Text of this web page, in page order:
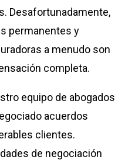
Desafortunadamente,
permanentes y
a menudo son
completa.
equipo de abogados
acuerdos
clientes.
de negociación